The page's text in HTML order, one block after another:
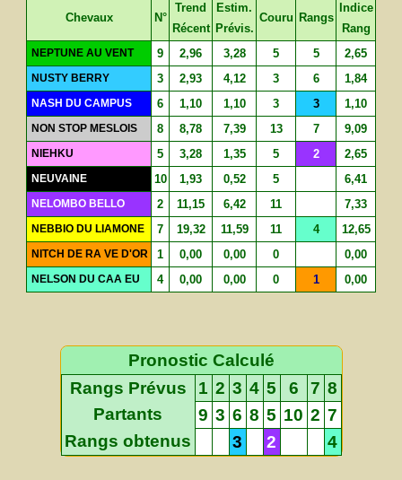
Chevaux N°
Trend
Récent
Estim.
Prévis.
Couru Rangs
Indice
Rang
NEPTUNE AU VENT 9 2,96 3,28 5 5 2,65
NUSTY BERRY 3 2,93 4,12 3 6 1,84
NASH DU CAMPUS 6 1,10 1,10 3 3 1,10
NON STOP MESLOIS 8 8,78 7,39 13 7 9,09
NIEHKU 5 3,28 1,35 5 2 2,65
NEUVAINE 10 1,93 0,52 5 6,41
NELOMBO BELLO 2 11,15 6,42 11 7,33
NEBBIO DU LIAMONE 7 19,32 11,59 11 4 12,65
NITCH DE RA VE D'OR 1 0,00 0,00 0 0,00
NELSON DU CAA EU 4 0,00 0,00 0 1 0,00
Pronostic Calculé
Rangs Prévus
1 2 3 4 5 6 7 8
Partants
9 3 6 8 5 10 2 7
Rangs obtenus
3 2 4